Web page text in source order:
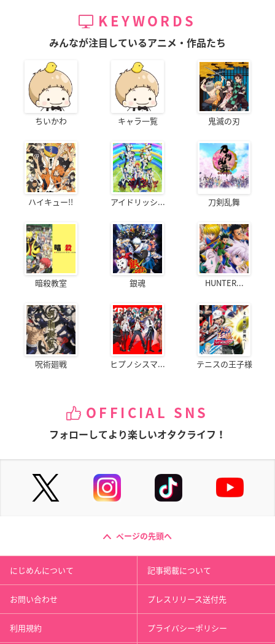
KEYWORDS
みんなが注目しているアニメ・作品たち
ちいかわ キャラ一覧 鬼滅の刃
ハイキュー!! アイドリッシ... 刀剣乱舞
暗殺教室 銀魂 HUNTER...
呪術廻戦 ヒプノシスマ... テニスの王子様
OFFICIAL SNS
フォローしてより楽しいオタクライフ！
ページの先頭へ
にじめんについて 記事掲載について
お問い合わせ プレスリリース送付先
利用規約 プライバシーポリシー